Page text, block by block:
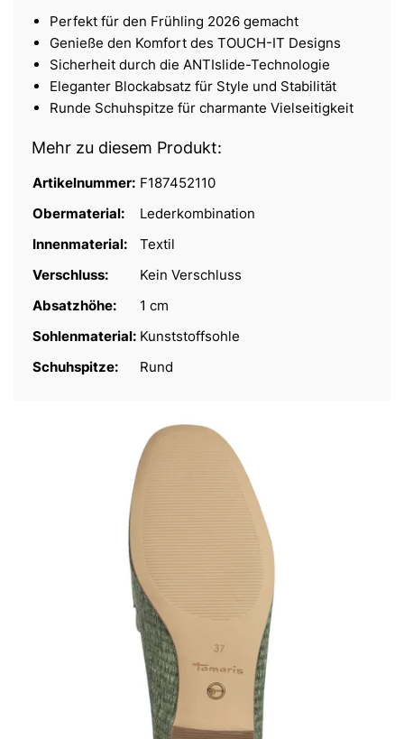
Perfekt für den Frühling 2026 gemacht
Genieße den Komfort des TOUCH-IT Designs
Sicherheit durch die ANTIslide-Technologie
Eleganter Blockabsatz für Style und Stabilität
Runde Schuhspitze für charmante Vielseitigkeit
Mehr zu diesem Produkt:
Artikelnummer: F187452110
Obermaterial:
Lederkombination
Innenmaterial:
Textil
Verschluss:
Kein Verschluss
Absatzhöhe:
1 cm
Sohlenmaterial: Kunststoffsohle
Schuhspitze:
Rund